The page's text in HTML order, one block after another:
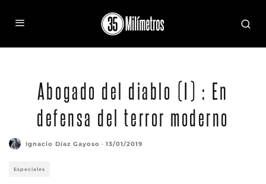
Abogado del diablo (I) : En
defensa del terror moderno
Ignacio Díaz Gayoso · 13/01/2019
Especiales